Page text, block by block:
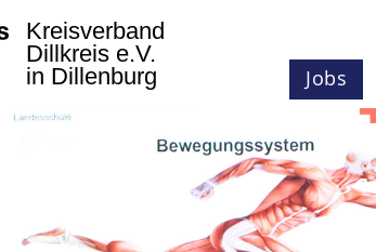
Jobs
Kreisverband
Dillkreis e.V.
in Dillenburg